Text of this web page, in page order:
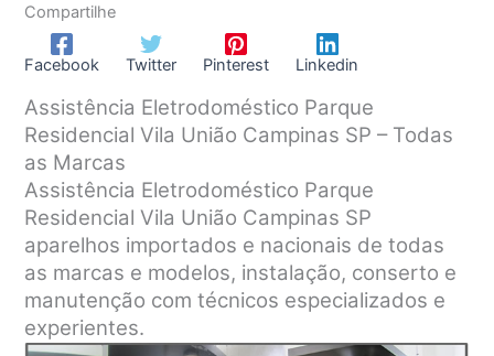
Compartilhe
Facebook Twitter Pinterest Linkedin
Assistência Eletrodoméstico Parque
Residencial Vila União Campinas SP – Todas
as Marcas
Assistência Eletrodoméstico Parque
Residencial Vila União Campinas SP
aparelhos importados e nacionais de todas
as marcas e modelos, instalação, conserto e
manutenção com técnicos especializados e
experientes.